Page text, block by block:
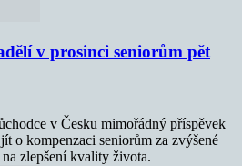
v prosinci seniorům pět
v Česku mimořádný příspěvek
o kompenzaci seniorům za zvýšené
zlepšení kvality života.